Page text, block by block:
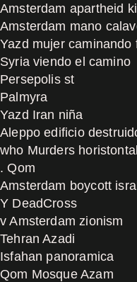
Amsterdam apartheid
Amsterdam mano
Yazd mujer caminando
Syria viendo el camino
Persepolis st
Palmyra
Yazd Iran niña
Aleppo edificio
who Murders
. Qom
Amsterdam boycott
Y DeadCross
v Amsterdam zionism
Tehran Azadi
Isfahan panoramica
Qom Mosque Azam